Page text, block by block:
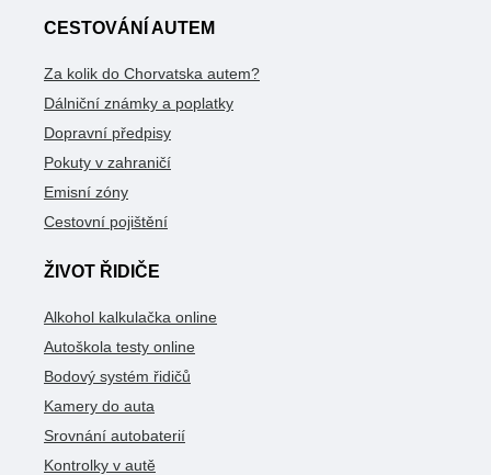
CESTOVÁNÍ AUTEM
Za kolik do Chorvatska autem?
Dálniční známky a poplatky
Dopravní předpisy
Pokuty v zahraničí
Emisní zóny
Cestovní pojištění
ŽIVOT ŘIDIČE
Alkohol kalkulačka online
Autoškola testy online
Bodový systém řidičů
Kamery do auta
Srovnání autobaterií
Kontrolky v autě